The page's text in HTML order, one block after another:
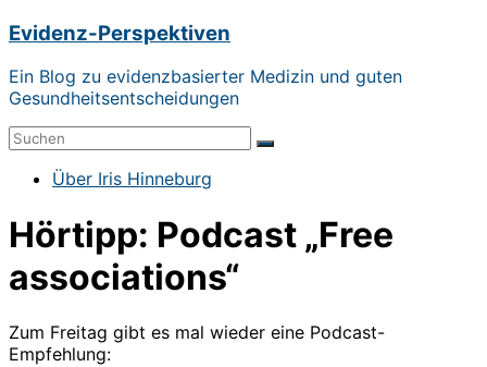
Zum
springen
Evidenz-Perspektiven
Ein Blog zu evidenzbasierter Medizin und guten
Gesundheitsentscheidungen
Menü Über Iris Hinneburg
Hörtipp: Podcast „Free
associations“
Zum Freitag gibt es mal wieder eine Podcast-
Empfehlung: